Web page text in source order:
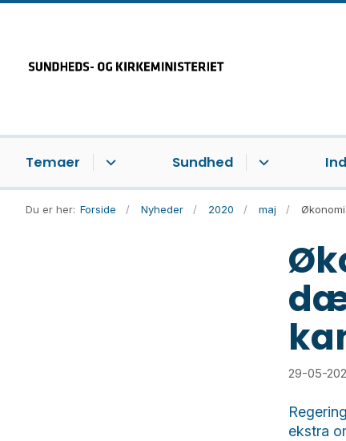
Temaer Sundhed
Du er her: Forside Nyheder 2020 maj
29-05-
ekstra